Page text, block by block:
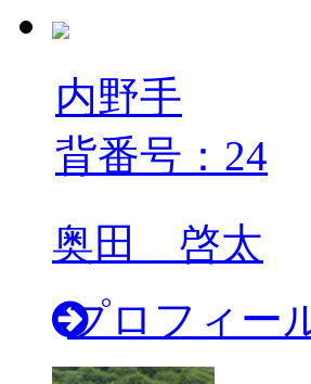
内野手
背番号：24
奥田 啓太
プロフィー